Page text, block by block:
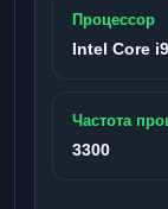
Процессор
Intel Core
Частота
3300